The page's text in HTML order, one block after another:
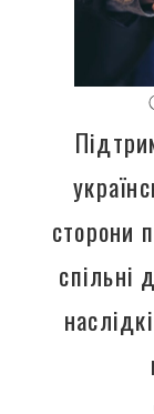
сторони
спільні